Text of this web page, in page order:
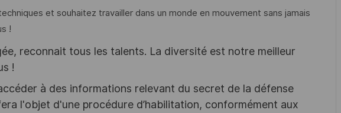
et souhaitez travailler dans un monde en mouvement sans jamais
!
reconnait tous les talents. La diversité est notre meilleur
!
à des informations relevant du secret de la défense
l'objet d'une procédure d’habilitation, conformément aux